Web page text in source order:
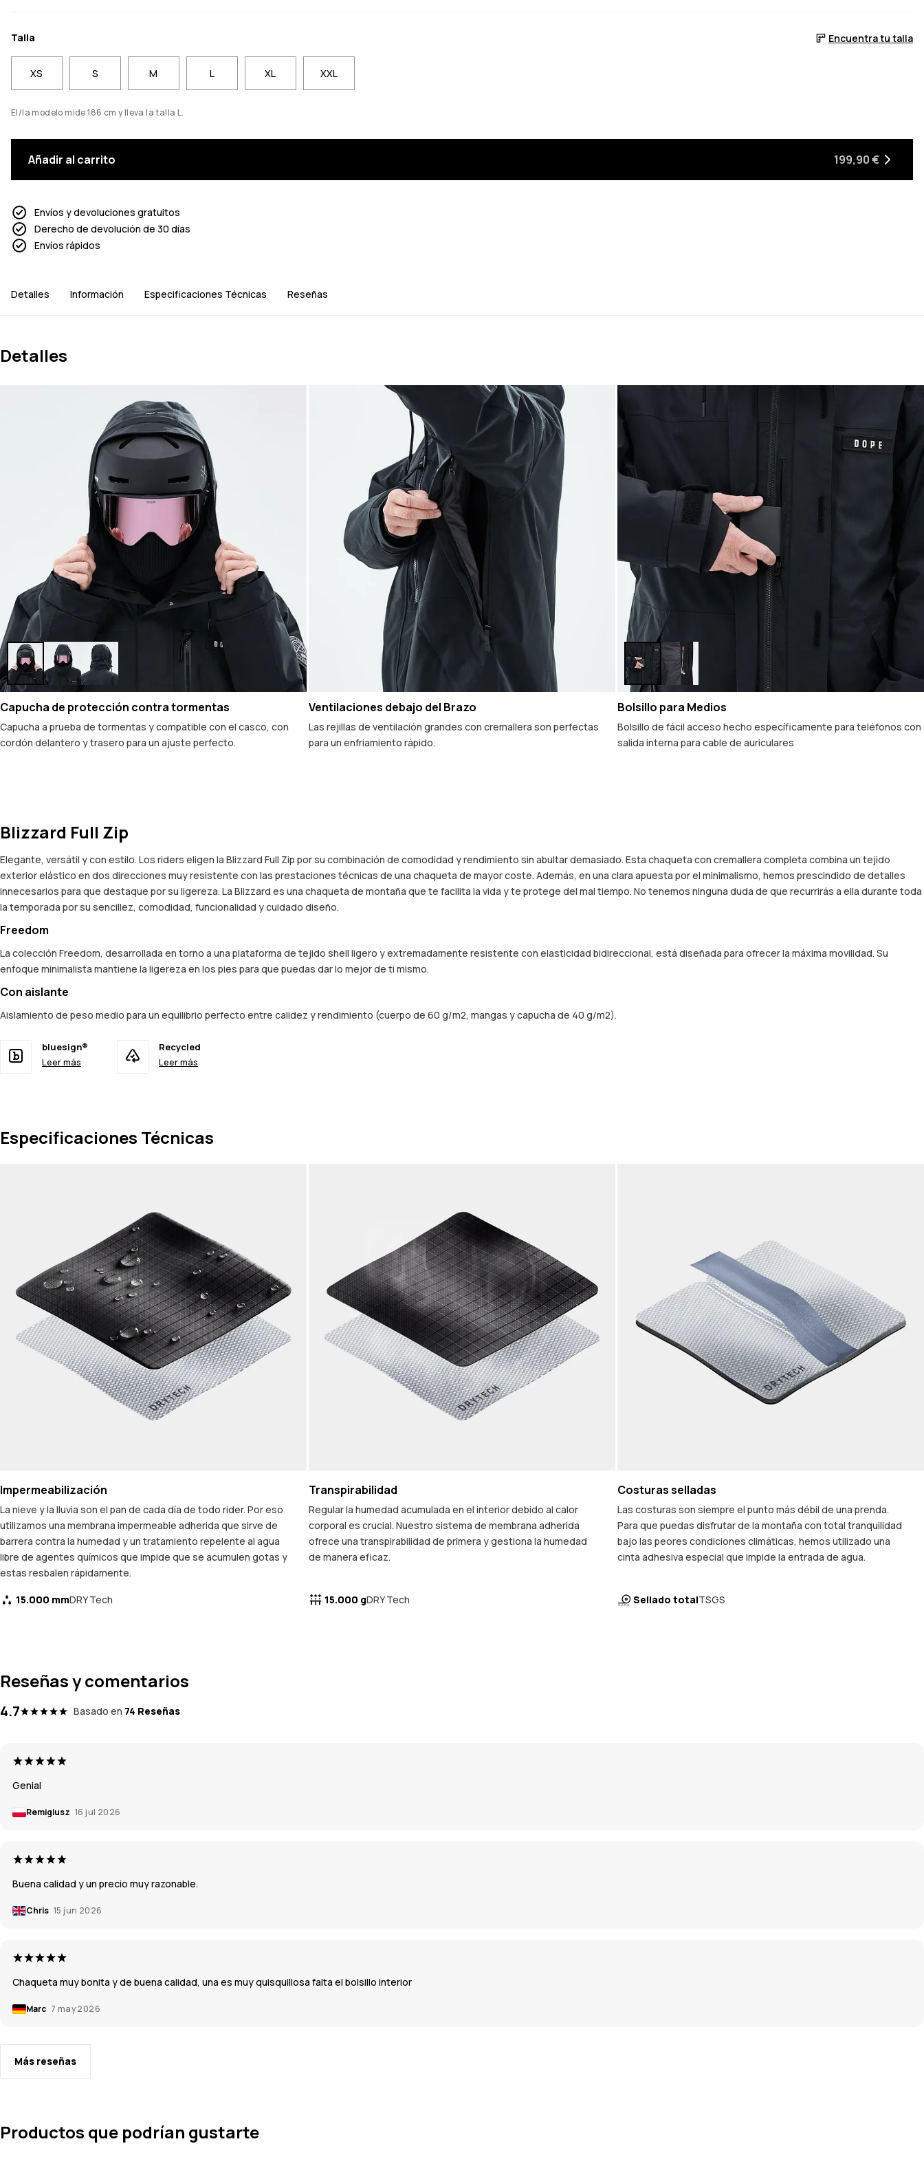
Talla Encuentra tu talla
XS S M L XL XXL
El/la modelo mide 186 cm y lleva la talla L.
Añadir al carrito 199,90 €
Envíos y devoluciones gratuitos
Derecho de devolución de 30 días
Envíos rápidos
Detalles Información Especificaciones Técnicas Reseñas
Detalles
Capucha de protección contra tormentas
Capucha a prueba de tormentas y compatible con el casco, con
cordón delantero y trasero para un ajuste perfecto.
Ventilaciones debajo del Brazo
Las rejillas de ventilación grandes con cremallera son perfectas
para un enfriamiento rápido.
Bolsillo para Medios
Bolsillo de fácil acceso hecho específicamente para teléfonos con
salida interna para cable de auriculares
Blizzard Full Zip
Elegante, versátil y con estilo. Los riders eligen la Blizzard Full Zip por su combinación de comodidad y rendimiento sin abultar demasiado. Esta chaqueta con cremallera completa combina un tejido
exterior elástico en dos direcciones muy resistente con las prestaciones técnicas de una chaqueta de mayor coste. Además, en una clara apuesta por el minimalismo, hemos prescindido de detalles
innecesarios para que destaque por su ligereza. La Blizzard es una chaqueta de montaña que te facilita la vida y te protege del mal tiempo. No tenemos ninguna duda de que recurrirás a ella durante toda
la temporada por su sencillez, comodidad, funcionalidad y cuidado diseño.
Freedom
La colección Freedom, desarrollada en torno a una plataforma de tejido shell ligero y extremadamente resistente con elasticidad bidireccional, está diseñada para ofrecer la máxima movilidad. Su
enfoque minimalista mantiene la ligereza en los pies para que puedas dar lo mejor de ti mismo.
Con aislante
Aislamiento de peso medio para un equilibrio perfecto entre calidez y rendimiento (cuerpo de 60 g/m2, mangas y capucha de 40 g/m2).
bluesign®
Leer más
Recycled
Leer más
Especificaciones Técnicas
Impermeabilización
La nieve y la lluvia son el pan de cada día de todo rider. Por eso
utilizamos una membrana impermeable adherida que sirve de
barrera contra la humedad y un tratamiento repelente al agua
libre de agentes químicos que impide que se acumulen gotas y
estas resbalen rápidamente.
15.000 mmDRY Tech
Transpirabilidad
Regular la humedad acumulada en el interior debido al calor
corporal es crucial. Nuestro sistema de membrana adherida
ofrece una transpirabilidad de primera y gestiona la humedad
de manera eficaz.
15.000 gDRY Tech
Costuras selladas
Las costuras son siempre el punto más débil de una prenda.
Para que puedas disfrutar de la montaña con total tranquilidad
bajo las peores condiciones climáticas, hemos utilizado una
cinta adhesiva especial que impide la entrada de agua.
Sellado totalTSGS
Reseñas y comentarios
4.7 Basado en 74 Reseñas
Genial
Remigiusz 16 jul 2026
Buena calidad y un precio muy razonable.
Chris 15 jun 2026
Chaqueta muy bonita y de buena calidad, una es muy quisquillosa falta el bolsillo interior
Marc 7 may 2026
Más reseñas
Productos que podrían gustarte